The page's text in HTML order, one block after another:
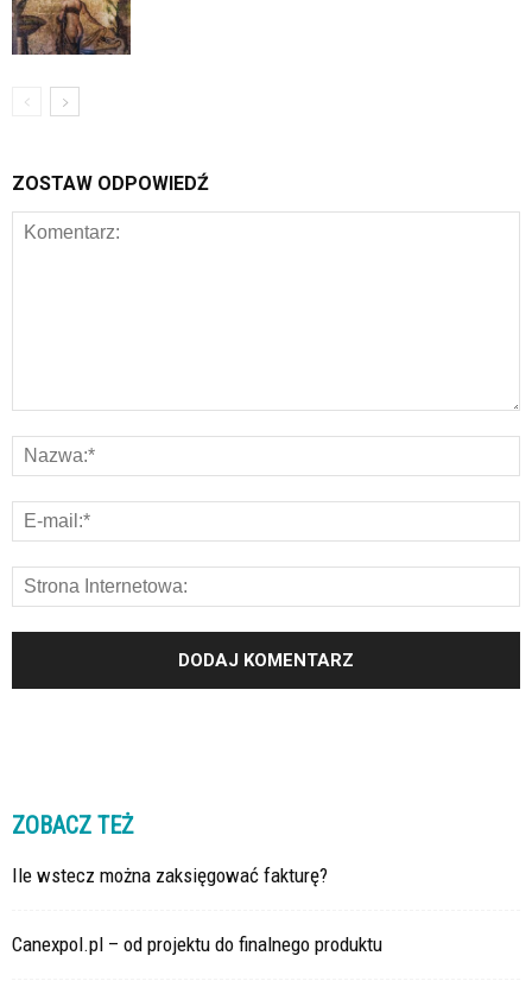
ZOSTAW ODPOWIEDŹ
ZOBACZ TEŻ
Ile wstecz można zaksięgować fakturę?
Canexpol.pl – od projektu do finalnego produktu